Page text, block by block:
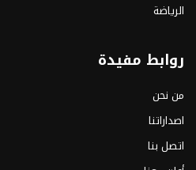
الرياضة
روابط مفيدة
من نحن
اصداراتنا
اتصل بنا